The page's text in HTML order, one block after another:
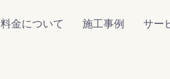
料金について 施工事例 サー